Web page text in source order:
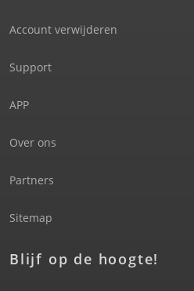
Account verwijderen
Support
APP
Over ons
Partners
Sitemap
Blijf op de hoogte!